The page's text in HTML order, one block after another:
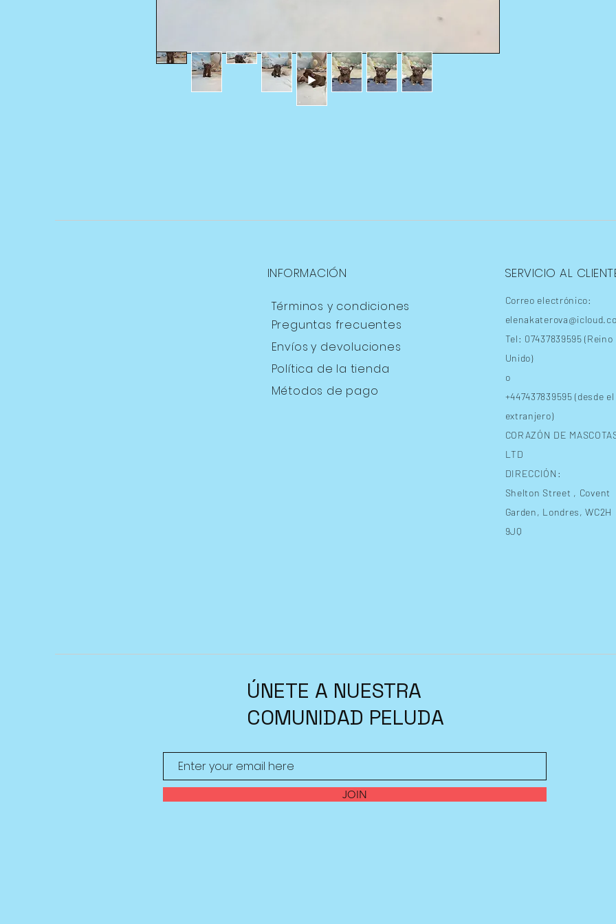
INFORMACIÓN
Términos y condiciones
Preguntas frecuentes
Envíos y devoluciones
Política de la tienda
Métodos de pago
SERVICIO AL
Correo electrónico:
Tel: 07437839595 (Reino
Unido)
o
+447437839595 (desde el
extranjero)
CORAZÓN DE
LTD
DIRECCIÓN:
Shelton Street , Covent
Garden, Londres, WC2H
9JQ
ÚNETE A NUESTRA
COMUNIDAD PELUDA
JOIN